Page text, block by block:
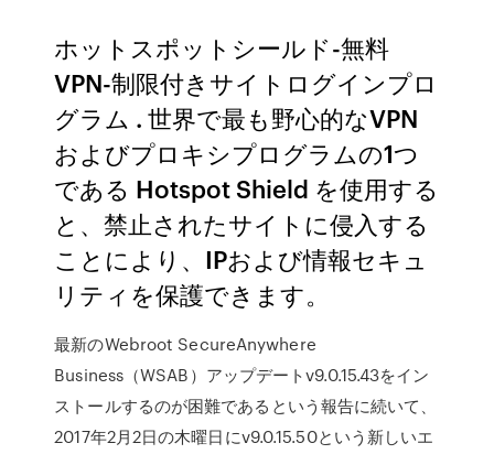
ホットスポットシールド-無料
VPN-制限付きサイトログインプロ
グラム . 世界で最も野心的なVPN
およびプロキシプログラムの1つ
である Hotspot Shield を使用する
と、禁止されたサイトに侵入する
ことにより、IPおよび情報セキュ
リティを保護できます。
最新のWebroot SecureAnywhere
Business（WSAB）アップデートv9.0.15.43をイン
ストールするのが困難であるという報告に続いて、
2017年2月2日の木曜日にv9.0.15.50という新しいエ